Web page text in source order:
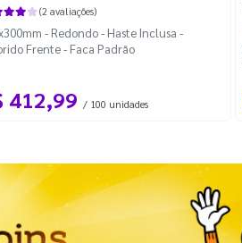
(2 avaliações)
- Redondo - Haste Inclusa -
Frente - Faca Padrão
412,99 / 100 unidades